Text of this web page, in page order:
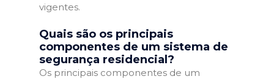
vigentes.
Quais são os principais
componentes de um sistema de
segurança residencial?
Os principais componentes de um